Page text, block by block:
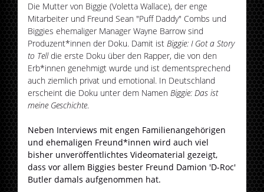
Die Mutter von Biggie (Voletta Wallace), der enge
Mitarbeiter und Freund Sean "Puff Daddy" Combs und
Biggies ehemaliger Manager Wayne Barrow sind
Produzent*innen der Doku. Damit istBiggie: I Got a Story
to Telldie erste Doku über den Rapper, die von den
Erb*innen genehmigt wurde und ist dementsprechend
auch ziemlich privat und emotional. In Deutschland
erscheint die Doku unter dem NamenBiggie: Das ist
meine Geschichte.
Neben Interviews mit engen Familienangehörigen
und ehemaligen Freund*innen wird auch viel
bisher unveröffentlichtes Videomaterial gezeigt,
dass vor allem Biggies bester Freund Damion 'D-Roc'
Butler damals aufgenommen hat.